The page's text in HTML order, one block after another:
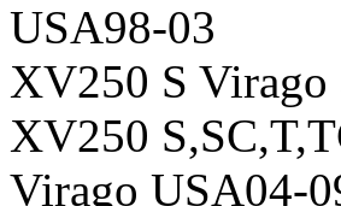
USA98-03
XV250 S
XV250
Virago USA04-